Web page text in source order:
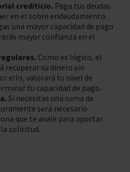
crediticio. Paga tus deudas
en el sobre endeudamiento.
una mayor capacidad de pago
mayor confianza en el
Como es lógico, el
recuperar su dinero sin
ello, valorará tu nivel de
tu capacidad de pago.
Si necesitas una suma de
será necesario
que te avale para aportar
solicitud.